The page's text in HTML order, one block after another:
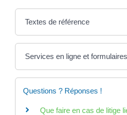
Textes de référence
Services en ligne et formulaires
Questions ? Réponses !
Que faire en cas de litige